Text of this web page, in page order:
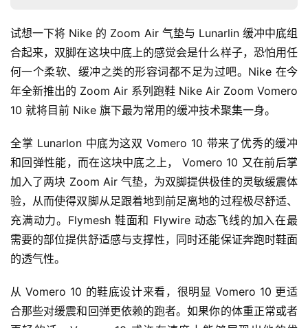
赛
试想一下将 Nike 的 Zoom Air 气垫与 Lunarlin 缓冲中底组
合起来，双脚在这块中底上的感觉会是什么样子，恐怕用任
何一个柔软、缓冲之类的形容词都不足为过吧。Nike 在今
年全新推出的 Zoom Air 系列跑鞋 Nike Air Zoom Vomero
10 就将目前 Nike 旗下最为常用的缓冲技术聚集一身。
全掌 Lunarlon 中底为这双 Vomero 10 带来了优秀的缓冲
和回弹性能，而在这块中底之上， Vomero 10 又在前后掌
加入了两块 Zoom Air 气垫，为双脚提供极佳的灵敏缓震体
验，从而使得双脚从足跟着地到前足离地的过程极尽舒适、
充满动力。Flymesh 鞋面和 Flywire 动态飞线的加入在最
需要的部位提供舒适感与支撑性，同时还能保证奔跑时鞋面
的透气性。
从 Vomero 10 的鞋底设计来看，很明显 Vomero 10 更适
合那些对缓震和回弹更依赖的跑者。如果你的体重正常或者